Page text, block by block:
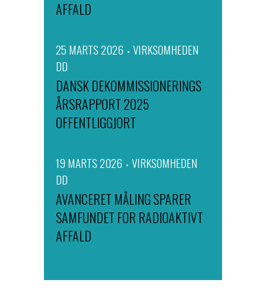
AFFALD
25 MARTS 2026
VIRKSOMHEDEN
DD
DANSK DEKOMMISSIONERINGS
ÅRSRAPPORT 2025
OFFENTLIGGJORT
19 MARTS 2026
VIRKSOMHEDEN
DD
AVANCERET MÅLING SPARER
SAMFUNDET FOR RADIOAKTIVT
AFFALD